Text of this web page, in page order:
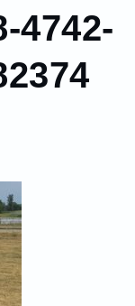
4742-